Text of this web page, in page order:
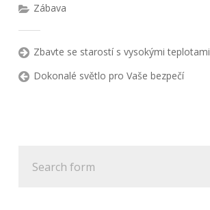
Zábava
Zbavte se starostí s vysokými teplotami
Dokonalé světlo pro Vaše bezpečí